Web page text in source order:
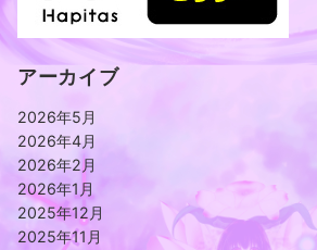
アーカイブ
2026年5月
2026年4月
2026年2月
2026年1月
2025年12月
2025年11月